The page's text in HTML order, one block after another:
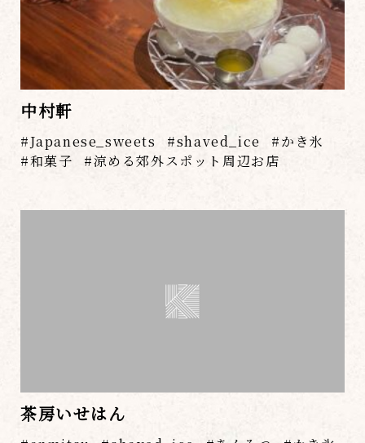
中村軒
Japanese_sweets shaved_ice
かき氷
和菓子
涼める郊外スポット周辺お店
茶房いせはん